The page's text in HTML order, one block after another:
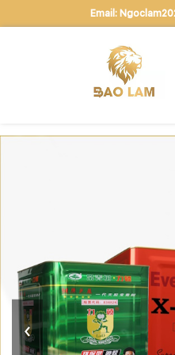
Email:
‹